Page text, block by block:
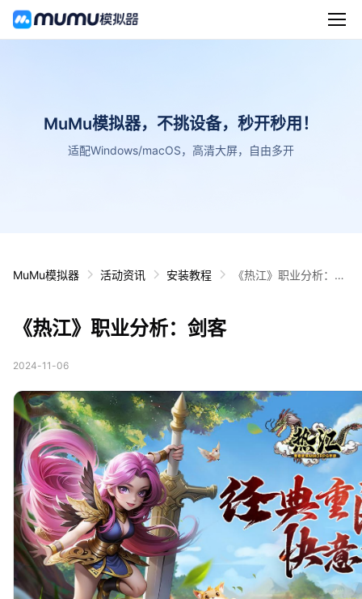
MuMu模拟器，不挑设备，秒开秒用！
适配Windows/macOS，高清大屏，自由多开
MuMu模拟器 活动资讯 安装教程
《热江》职业分析：剑
《热江》职业分析：剑客
2024-11-06